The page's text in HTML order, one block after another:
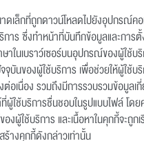
ดเล็กที่ถูกดาวน์โหลดไปยังอุปกรณ์ค
าร ซึ่งทำหน้าที่บันทึกข้อมูลและการตั้
ในเบราว์เซอร์บนอุปกรณ์ของผู้ใช้บ
จุบันของผู้ใช้บริการ เพื่อช่วยให้ผู้ใช้บ
ต่อเนื่อง รวมถึงมีการรวบรวมข้อมูลเ
ผู้ใช้บริการชื่นชอบในรูปแบบไฟล์ โดย
ผู้ใช้บริการ และเนื้อหาในคุกกี้จะถูก
ร้างคุกกี้ดังกล่าวเท่านั้น